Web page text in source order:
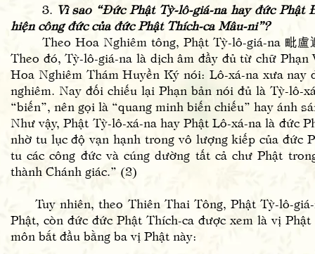
3. Vì sao “Đức Phật Tỳ-lô-giá-na hay đức
hiện công đức của đức Phật Thích-ca Mâu-ni”?
Theo Hoa Nghiêm tông, Phật Tỳ-lô-giá-na 毗盧
Theo đó, Tỳ-lô-giá-na là dịch âm đầy đủ từ chữ Phạn
Hoa Nghiêm Thám Huyền Ký nói: Lô-xá-na xưa nay
nghiêm. Nay đối chiếu lại Phạn bản nói đủ là Tỳ-lô-
“biến”, nên gọi là “quang minh biến chiếu” hay ánh
Như vậy, Phật Tỳ-lô-xá-na hay Phật Lô-xá-na là đức
nhờ tu lục độ vạn hạnh trong vô lượng kiếp của đức
tu các công đức và cúng dường tất cả chư Phật
thành Chánh giác.” (2)
Tuy nhiên, theo Thiên Thai Tông, Phật Tỳ-lô-giá-
Phật, còn đức đức Phật Thích-ca được xem là vị
môn bắt đầu bằng ba vị Phật này: